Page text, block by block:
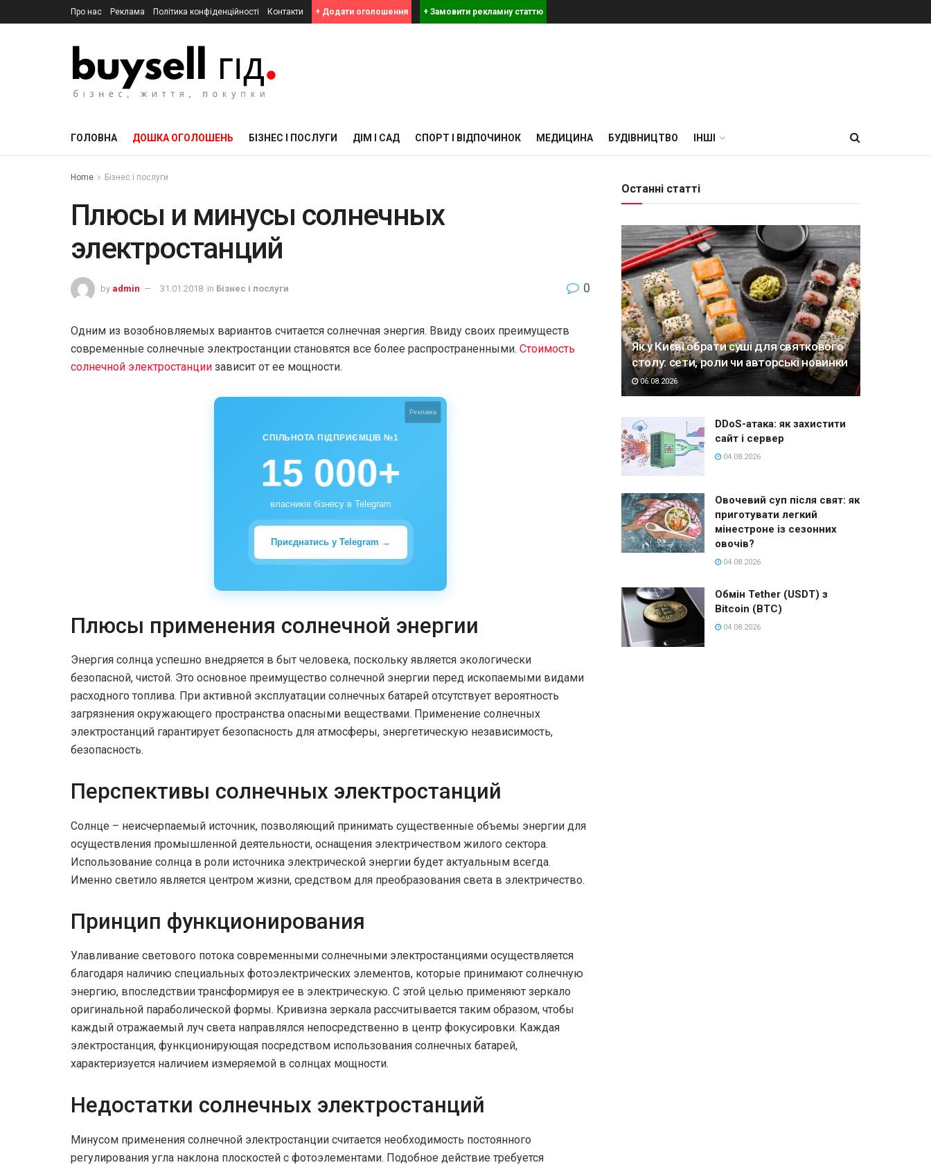
Про нас Реклама Політика конфіденційності Контакти + Додати оголошення + Замовити рекламну статтю
ГОЛОВНА ДОШКА ОГОЛОШЕНЬ БІЗНЕС І ПОСЛУГИ ДІМ І САД СПОРТ І ВІДПОЧИНОК МЕДИЦИНА БУДІВНИЦТВО ІНШІ
Home Бізнес і послуги
Плюсы и минусы солнечных
электростанций
by admin 31.01.2018 in Бізнес і послуги 0
Одним из возобновляемых вариантов считается солнечная энергия. Ввиду своих преимуществ
современные солнечные электростанции становятся все более распространенными. Стоимость
солнечной электростанции зависит от ее мощности.
Реклама
СПІЛЬНОТА ПІДПРИЄМЦІВ №1
15 000+
власників бізнесу в Telegram
Приєднатись у Telegram →
Плюсы применения солнечной энергии
Энергия солнца успешно внедряется в быт человека, поскольку является экологически
безопасной, чистой. Это основное преимущество солнечной энергии перед ископаемыми видами
расходного топлива. При активной эксплуатации солнечных батарей отсутствует вероятность
загрязнения окружающего пространства опасными веществами. Применение солнечных
электростанций гарантирует безопасность для атмосферы, энергетическую независимость,
безопасность.
Перспективы солнечных электростанций
Солнце – неисчерпаемый источник, позволяющий принимать существенные объемы энергии для
осуществления промышленной деятельности, оснащения электричеством жилого сектора.
Использование солнца в роли источника электрической энергии будет актуальным всегда.
Именно светило является центром жизни, средством для преобразования света в электричество.
Принцип функционирования
Улавливание светового потока современными солнечными электростанциями осуществляется
благодаря наличию специальных фотоэлектрических элементов, которые принимают солнечную
энергию, впоследствии трансформируя ее в электрическую. С этой целью применяют зеркало
оригинальной параболической формы. Кривизна зеркала рассчитывается таким образом, чтобы
каждый отражаемый луч света направлялся непосредственно в центр фокусировки. Каждая
электростанция, функционирующая посредством использования солнечных батарей,
характеризуется наличием измеряемой в солнцах мощности.
Недостатки солнечных электростанций
Минусом применения солнечной электростанции считается необходимость постоянного
регулирования угла наклона плоскостей с фотоэлементами. Подобное действие требуется
Останні статті
Як у Києві обрати суші для святкового
столу: сети, роли чи авторські новинки
06.08.2026
DDoS-атака: як захистити
сайт і сервер
04.08.2026
Овочевий суп після свят: як
приготувати легкий
мінестроне із сезонних
овочів?
04.08.2026
Обмін Tether (USDT) з
Bitcoin (BTC)
04.08.2026